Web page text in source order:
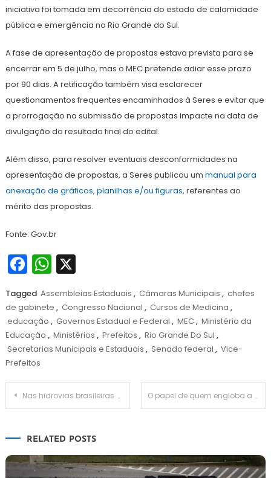
iniciativa foi tomada em decorrência do estado de calamidade
pública e emergência no Rio Grande do Sul.
A fase de apresentação de propostas estava prevista para se
encerrar em 5 de julho, mas o MEC pretende adiar esse prazo
por 90 dias. A retificação também visa esclarecer
questionamentos frequentes encaminhados à Seres e evitar que
a prorrogação na submissão de propostas impacte na data de
divulgação do resultado final do edital.
Além disso, para resolver eventuais desconformidades na
apresentação de propostas, a Seres publicou um manual para
anexação de gráficos, planilhas e/ou figuras, referentes ao
mérito das propostas.
Fonte: Gov.br
Facebook
WhatsApp
X
Tagged Assembleias Estaduais , Câmaras Municipais , chefes
de gabinete , Congresso Nacional , Cursos de Medicina ,
educação , Governos Estadual e Federal , MEC, Ministério da
Educação , Ministérios , Prefeitos , Rio Grande Do Sul ,
Secretarias Municipais e Estaduais , Senado federal , Vice-
Prefeitos
Navegação
Nas hidrovias brasileiras aplicações em dragagem certificam navegação segura O papel de quem engloba a gestão pública municipal
RELATED POSTS